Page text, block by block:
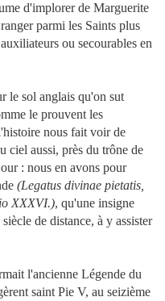
d'implorer de Marguerite
parmi les Saints plus
ou secourables en
le sol anglais qu'on sut
le prouvent les
nous fait voir de
ciel aussi, près du trône de
: nous en avons pour
(Legatus divinae pietatis,
XXXVI.), qu'une insigne
de distance, à y assister
l'ancienne Légende du
saint Pie V, au seizième